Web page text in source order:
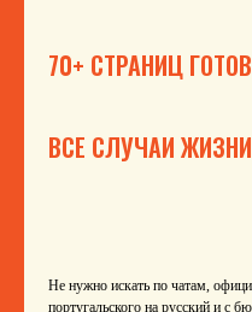
70+ СТРАНИЦ
ВСЕ СЛУЧАИ ЖИЗНИ
Не нужно искать по чатам,
португальского на русский и с